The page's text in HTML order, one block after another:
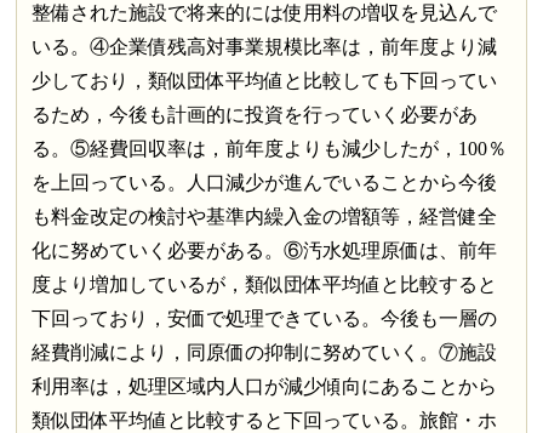
整備された施設で将来的には使用料の増収を見込んで
いる。④企業債残高対事業規模比率は，前年度より減
少しており，類似団体平均値と比較しても下回ってい
るため，今後も計画的に投資を行っていく必要があ
る。⑤経費回収率は，前年度よりも減少したが，100％
を上回っている。人口減少が進んでいることから今後
も料金改定の検討や基準内繰入金の増額等，経営健全
化に努めていく必要がある。⑥汚水処理原価は、前年
度より増加しているが，類似団体平均値と比較すると
下回っており，安価で処理できている。今後も一層の
経費削減により，同原価の抑制に努めていく。⑦施設
利用率は，処理区域内人口が減少傾向にあることから
類似団体平均値と比較すると下回っている。旅館・ホ